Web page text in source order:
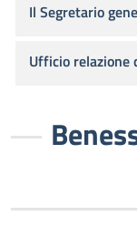
Il Segretario
Ufficio relazione